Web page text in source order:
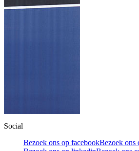
Social
Bezoek ons op facebookBezoek ons